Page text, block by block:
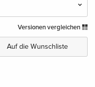
CHF 14.50
Versionen vergleichen
Auf die Wunschliste